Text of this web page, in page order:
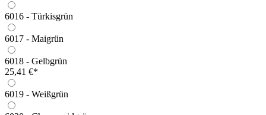
6016 - Türkisgrün
6017 - Maigrün
6018 - Gelbgrün
25,41 €*
6019 - Weißgrün